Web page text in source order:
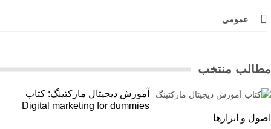
عمومی
منتخب
آموزش دیجیتال مارکتینگ: کتاب
Digital marketing for dummies
و ابزارها